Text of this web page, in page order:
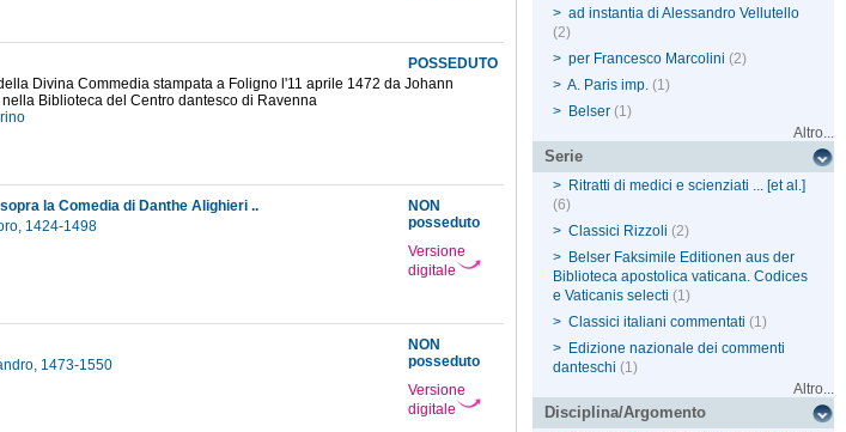
POSSEDUTO
Divina Commedia stampata a Foligno l'11 aprile 1472 da Johann
Biblioteca del Centro dantesco di Ravenna
NON
posseduto
Versione
digitale
la Comedia di Danthe Alighieri ..
1424-1498
NON
posseduto
Versione
digitale
1473-1550
> ad instantia di Alessandro Vellutello
(2)
> per Francesco Marcolini (2)
> A. Paris imp. (1)
> Belser (1)
Altro...
Serie
> Ritratti di medici e scienziati ... [et al.]
(6)
> Classici Rizzoli (2)
> Belser Faksimile Editionen aus der
Biblioteca apostolica vaticana. Codices
e Vaticanis selecti (1)
> Classici italiani commentati (1)
> Edizione nazionale dei commenti
danteschi (1)
Altro...
Disciplina/Argomento